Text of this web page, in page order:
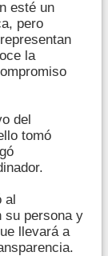
esté un
pero
la
del
tomó
al
su persona y
llevará a